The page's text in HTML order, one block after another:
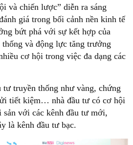
và chiến lược” diễn ra sáng
giá trong bối cảnh nền kinh tế
bứt phá với sự kết hợp của
và động lực tăng trưởng
cơ hội trong việc đa dạng các
tư truyền thống như vàng, chứng
tiết kiệm… nhà đầu tư có cơ hội
sản với các kênh đầu tư mới,
là kênh đầu tư bạc.